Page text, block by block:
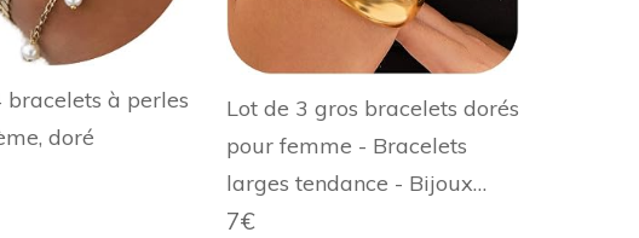
bracelets à perles
doré
Lot de 3 gros bracelets dorés
pour femme - Bracelets
larges tendance - Bijoux
tendance - Cadeau - Doré, L,
7€